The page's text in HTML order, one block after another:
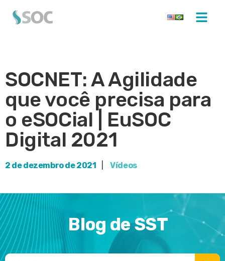
SOCNET: A Agilidade
que você precisa para
o eSOCial | EuSOC
Digital 2021
2 de dezembro de 2021 Vídeos
Blog de SST